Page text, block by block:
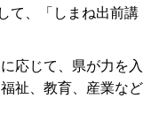
て、「しまね出前講
応じて、県が力を入
祉、教育、産業など